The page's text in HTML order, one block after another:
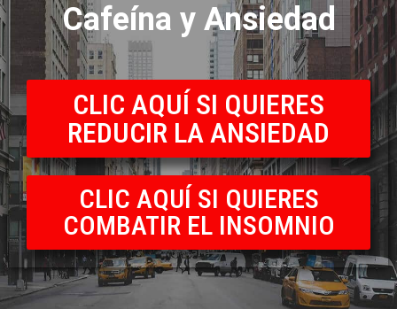
Cafeína y Ansiedad
CLIC AQUÍ SI QUIERES
REDUCIR LA ANSIEDAD
CLIC AQUÍ SI QUIERES
COMBATIR EL INSOMNIO